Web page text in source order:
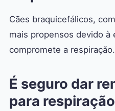
Cães braquicefálicos,
mais propensos devido à
compromete a respiração.
É seguro dar
para